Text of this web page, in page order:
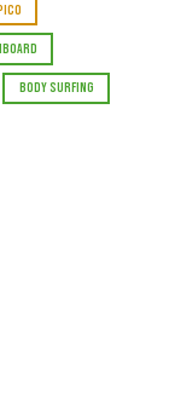
BODY SURFING